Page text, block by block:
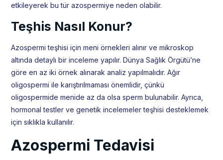
etkileyerek bu tür azospermiye neden olabilir.
Teşhis Nasıl Konur?
Azospermi teşhisi için meni örnekleri alınır ve mikroskop
altında detaylı bir inceleme yapılır. Dünya Sağlık Örgütü’ne
göre en az iki örnek alınarak analiz yapılmalıdır. Ağır
oligospermi ile karıştırılmaması önemlidir, çünkü
oligospermide menide az da olsa sperm bulunabilir. Ayrıca,
hormonal testler ve genetik incelemeler teşhisi desteklemek
için sıklıkla kullanılır.
Azospermi Tedavisi